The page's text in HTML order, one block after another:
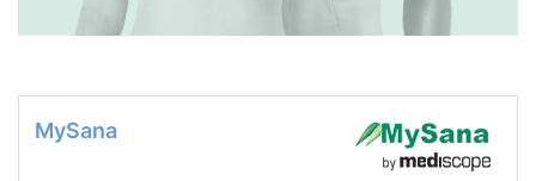
MySana